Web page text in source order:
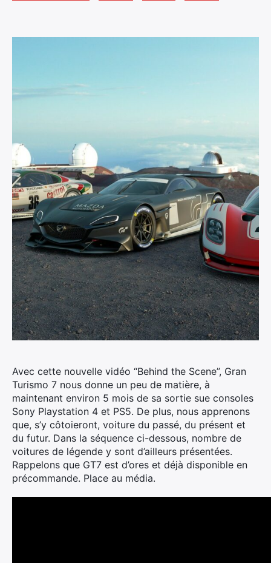
Avec cette nouvelle vidéo “Behind the Scene”, Gran
Turismo 7 nous donne un peu de matière, à
maintenant environ 5 mois de sa sortie sue consoles
Sony Playstation 4 et PS5. De plus, nous apprenons
que, s’y côtoieront, voiture du passé, du présent et
du futur. Dans la séquence ci-dessous, nombre de
voitures de légende y sont d’ailleurs présentées.
Rappelons que GT7 est d’ores et déjà disponible en
précommande. Place au média.